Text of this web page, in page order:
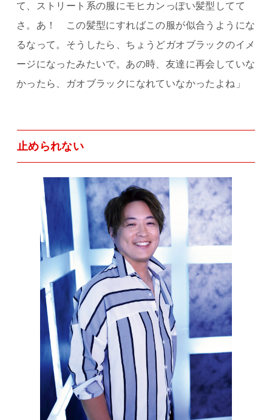
て、ストリート系の服にモヒカンっぽい髪型してて
さ。あ！ この髪型にすればこの服が似合うようにな
るなって。そうしたら、ちょうどガオブラックのイメ
ージになったみたいで。あの時、友達に再会していな
かったら、ガオブラックになれていなかったよね」
止められない